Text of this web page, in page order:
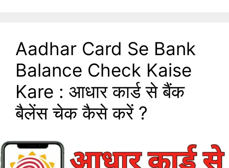
Aadhar Card Se Bank
Balance Check Kaise
Kare : आधार कार्ड से बैंक
बैलेंस चेक कैसे करें ?